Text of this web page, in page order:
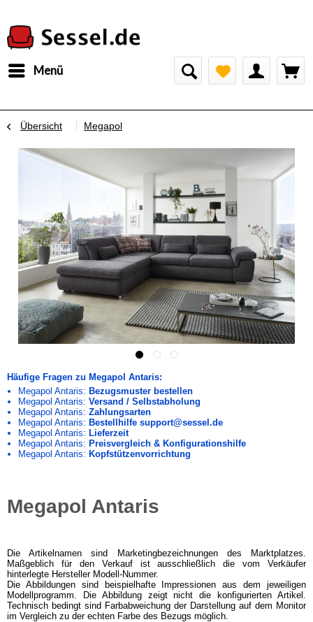
Menü
Übersicht Megapol
Häufige Fragen zu Megapol Antaris:
Megapol Antaris: Bezugsmuster bestellen
Megapol Antaris: Versand / Selbstabholung
Megapol Antaris: Zahlungsarten
Megapol Antaris: Bestellhilfe support@sessel.de
Megapol Antaris: Lieferzeit
Megapol Antaris: Preisvergleich & Konfigurationshilfe
Megapol Antaris: Kopfstützenvorrichtung
Megapol Antaris
Die Artikelnamen sind Marketingbezeichnungen des Marktplatzes.
Maßgeblich für den Verkauf ist ausschließlich die vom Verkäufer
hinterlegte Hersteller Modell-Nummer.
Die Abbildungen sind beispielhafte Impressionen aus dem jeweiligen
Modellprogramm. Die Abbildung zeigt nicht die konfigurierten Artikel.
Technisch bedingt sind Farbabweichung der Darstellung auf dem Monitor
im Vergleich zu der echten Farbe des Bezugs möglich.